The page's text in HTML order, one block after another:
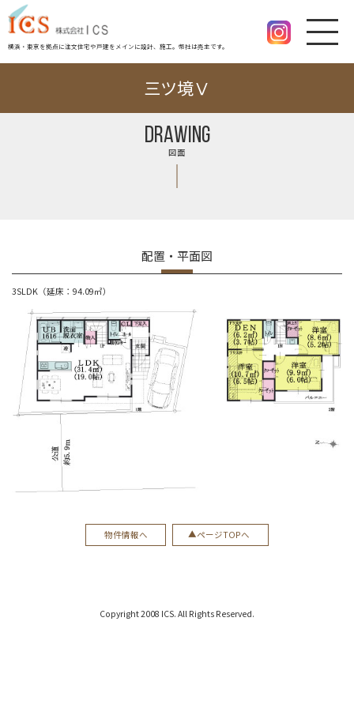
横浜・東京を拠点に注文住宅や戸建をメインに設計、施工。幣社は売主です。
三ツ境Ⅴ
DRAWING
図面
配置・平面図
3SLDK（延床：94.09㎡）
物件情報へ ページTOPへ
Copyright 2008 ICS. All Rights Reserved.